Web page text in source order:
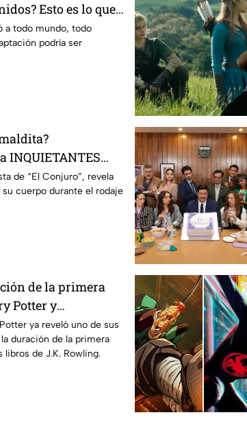
Esto es lo que
a todo mundo, todo
podría ser
INQUIETANTES
durante la
de “El Conjuro”, revela
cuerpo durante el rodaje
de la primera
Potter y
de los libros
ya reveló uno de sus
duración de la primera
libros de J.K. Rowling.